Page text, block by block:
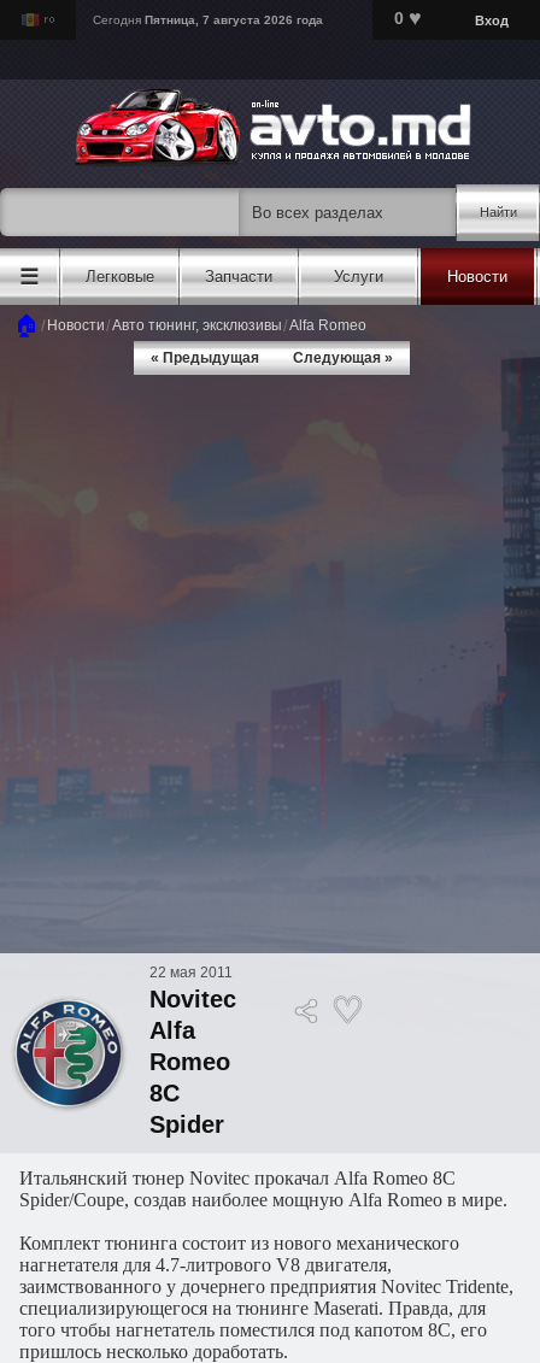
Сегодня Пятница, 7 августа 2026 года 0 ♥ Вход
Найти
☰ Легковые Запчасти Услуги Новости
🏠 / Новости/Авто тюнинг, эксклюзивы/Alfa Romeo
« Предыдущая
Следующая »
22 мая 2011
Novitec
Alfa
Romeo
8C
Spider
Итальянский тюнер Novitec прокачал Alfa Romeo 8C
Spider/Coupe, создав наиболее мощную Alfa Romeo в мире.
Комплект тюнинга состоит из нового механического
нагнетателя для 4.7-литрового V8 двигателя,
заимствованного у дочернего предприятия Novitec Tridente,
специализирующегося на тюнинге Maserati. Правда, для
того чтобы нагнетатель поместился под капотом 8C, его
пришлось несколько доработать.